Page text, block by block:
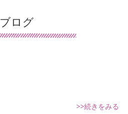
ブログ
>>続きをみる